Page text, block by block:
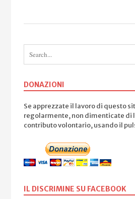
DONAZIONI
Se apprezzate il lavoro di questo
regolarmente, non dimenticate di
contributo volontario, usando il
IL DISCRIMINE SU FACEBOOK